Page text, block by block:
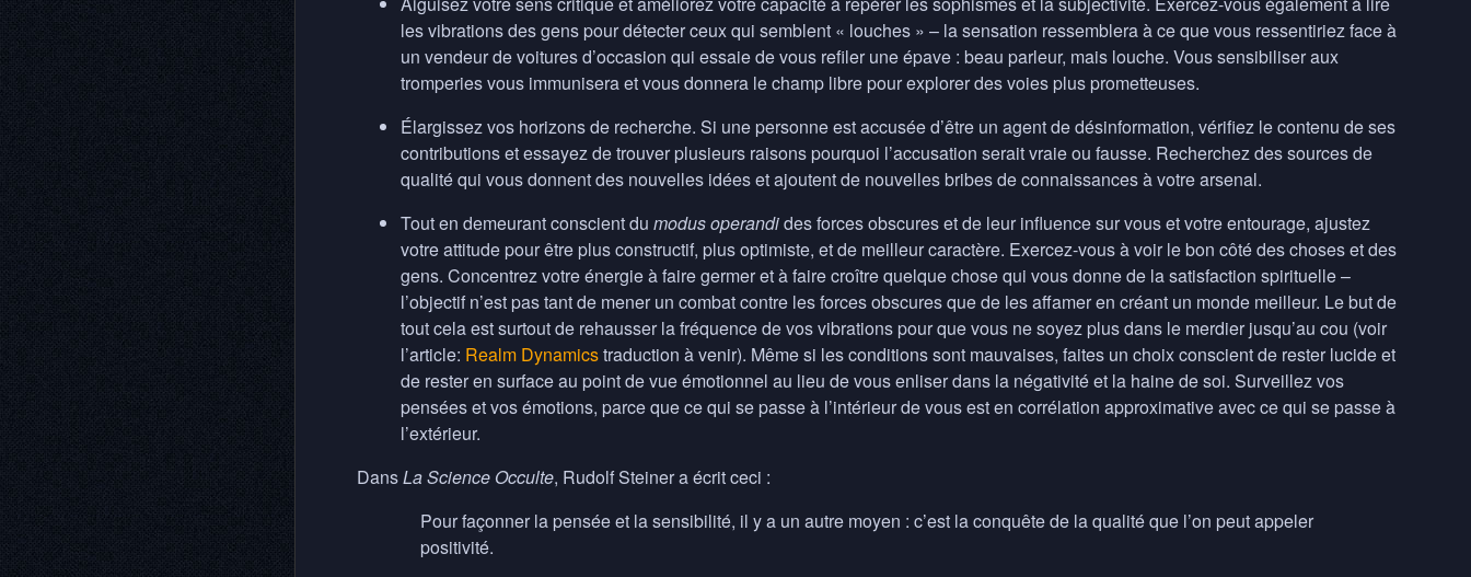
les vibrations des gens pour détecter ceux qui semblent « louches » – la sensation ressemblera à ce que vous ressentiriez face à
un vendeur de voitures d’occasion qui essaie de vous refiler une épave : beau parleur, mais louche. Vous sensibiliser aux
tromperies vous immunisera et vous donnera le champ libre pour explorer des voies plus prometteuses.
Élargissez vos horizons de recherche. Si une personne est accusée d’être un agent de désinformation, vérifiez le contenu de ses
contributions et essayez de trouver plusieurs raisons pourquoi l’accusation serait vraie ou fausse. Recherchez des sources de
qualité qui vous donnent des nouvelles idées et ajoutent de nouvelles bribes de connaissances à votre arsenal.
Tout en demeurant conscient du modus operandides forces obscures et de leur influence sur vous et votre entourage, ajustez
votre attitude pour être plus constructif, plus optimiste, et de meilleur caractère. Exercez-vous à voir le bon côté des choses et des
gens. Concentrez votre énergie à faire germer et à faire croître quelque chose qui vous donne de la satisfaction spirituelle –
l’objectif n’est pas tant de mener un combat contre les forces obscures que de les affamer en créant un monde meilleur. Le but de
tout cela est surtout de rehausser la fréquence de vos vibrations pour que vous ne soyez plus dans le merdier jusqu’au cou (voir
l’article: Realm Dynamicstraduction à venir). Même si les conditions sont mauvaises, faites un choix conscient de rester lucide et
de rester en surface au point de vue émotionnel au lieu de vous enliser dans la négativité et la haine de soi. Surveillez vos
pensées et vos émotions, parce que ce qui se passe à l’intérieur de vous est en corrélation approximative avec ce qui se passe à
l’extérieur.
DansLa Science Occulte, Rudolf Steiner a écrit ceci :
Pour façonner la pensée et la sensibilité, il y a un autre moyen : c’est la conquête de la qualité que l’on peut appeler
positivité.